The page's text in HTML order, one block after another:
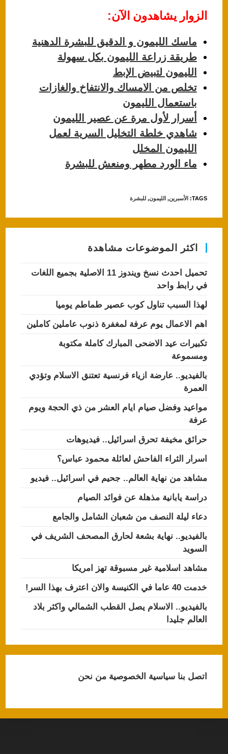
c
e
b
o
o
k
at
s
A
p
p
الزوار يشاهدون الآن:
ماسك الليمون و الدقيق للبشرة الدهنية
طريقة زراعة الليمون بكل سهولة
الليمون لتبيض الإبط
تخلص من الامساك والانتفاخ والغازات
باستعمال الليمون
أسرار لأول مرة عن عصير الليمون
شاهدي خلطة التخليل السرية لعمل
الليمون المخلل
ماء الورد مطهر ومنعش للبشرة
TAGS
: الأسبرين, الليمون, للبشرة
اكثر الموضوعات مشاهدة
تحميل احدث نسخ ويندوز 11 الاصلية بجميع اللغات
في رابط واحد
لهذا السبب تناول كوب عصير طماطم يوميا
اهم الاعمال يوم عرفة لمغفرة ذنوب عاملين كاملين
تكبيرات عيد الاضحى المبارك كاملة مكتوبة
ومسموعة
بالفيديو.. عارضة ازياء فرنسية تعتنق الاسلام وتؤدي
العمرة
مواعيد وفضل صيام ايام العشر من ذي الحجة ويوم
عرفة
حرائق مخيفة تحرق اسرائيل.. فيديوهات
اسرار الثراء الفاحش لعائلة محمود عباس؟
مشاهد من نهاية العالم.. جحيم في اسرائيل.. فيديو
دراسة يابانية مذهلة عن فوائد الصيام
دعاء ليلة النصف من شعبان الشامل والجامع
بالفيديو.. نهاية بشعة لحارق المصحف الشريف في
السويد
مشاهد اسلامية غير مسبوقة تهز امريكا
خدمت 40 عاما في الكنيسة والان اعترف بهذا السر!
بالفيديو.. الاسلام يصل القطب الشمالي واكثر بلاد
العالم جليدا
اتصل بناسياسية الخصوصيةمن نحن